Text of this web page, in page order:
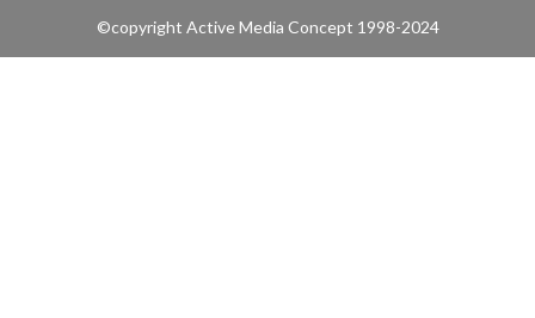
©copyright Active Media Concept 1998-2024